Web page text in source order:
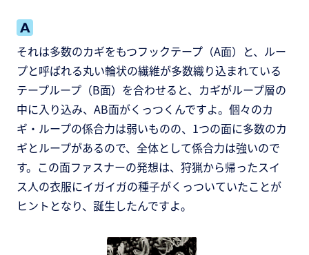
それは多数のカギをもつフックテープ（A面）と、ルー
プと呼ばれる丸い輪状の繊維が多数織り込まれている
テープループ（B面）を合わせると、カギがループ層の
中に入り込み、AB面がくっつくんですよ。個々のカ
ギ・ループの係合力は弱いものの、1つの面に多数のカ
ギとループがあるので、全体として係合力は強いので
す。この面ファスナーの発想は、狩猟から帰ったスイ
ス人の衣服にイガイガの種子がくっついていたことが
ヒントとなり、誕生したんですよ。